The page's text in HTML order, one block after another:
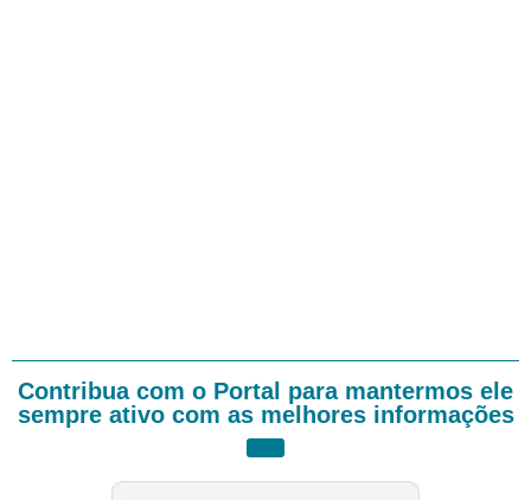
Contribua com o Portal para mantermos ele
sempre ativo com as melhores informações